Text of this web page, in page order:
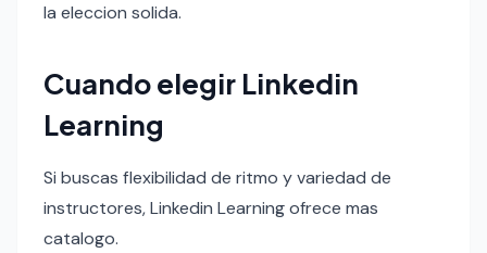
la eleccion solida.
Cuando elegir Linkedin
Learning
Si buscas flexibilidad de ritmo y variedad de
instructores, Linkedin Learning ofrece mas
catalogo.